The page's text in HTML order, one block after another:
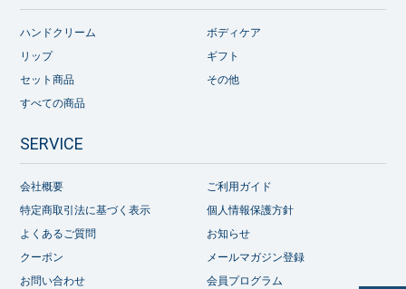
ハンドクリーム
ボディケア
リップ
ギフト
セット商品
その他
すべての商品
SERVICE
会社概要
ご利用ガイド
特定商取引法に基づく表示
個人情報保護方針
よくあるご質問
お知らせ
クーポン
メールマガジン登録
お問い合わせ
会員プログラム